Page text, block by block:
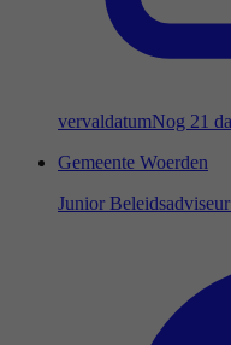
vervaldatumNog 21
Gemeente Woerden
Junior